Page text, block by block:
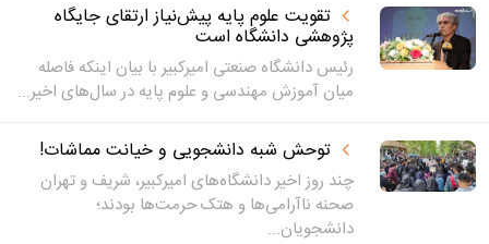
تقویت علوم پایه پیش‌نیاز ارتقای جایگاه
پژوهشی دانشگاه است
رئیس دانشگاه صنعتی امیرکبیر با بیان اینکه فاصله
میان آموزش مهندسی و علوم پایه در سال‌های اخیر...
توحش شبه دانشجویی و خیانت مماشات!
چند روز اخیر دانشگاه‌های امیرکبیر، شریف و تهران
صحنه ناآرامی‌ها و هتک حرمت‌ها بودند؛
دانشجویان...